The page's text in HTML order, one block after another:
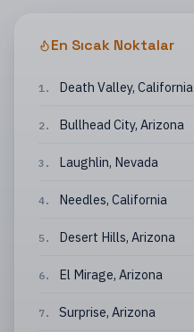
En Sıcak Noktalar
1. Death Valley, California
2. Bullhead City, Arizona
3 . Laughlin, Nevada
4. Needles, California
5. Desert Hills, Arizona
6. El Mirage, Arizona
7. Surprise, Arizona